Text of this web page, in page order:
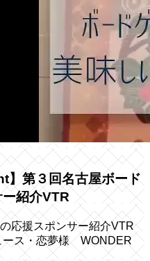
第３回名古屋ボード
紹介VTR
応援スポンサー紹介VTR
ス・恋夢様 WONDER